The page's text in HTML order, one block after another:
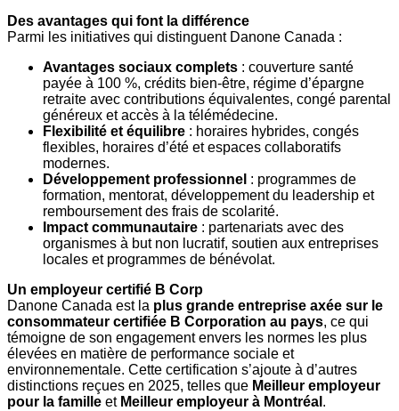
Des avantages qui font la différence
Parmi les initiatives qui distinguent Danone Canada :
Avantages sociaux complets : couverture santé
payée à 100 %, crédits bien-être, régime d’épargne
retraite avec contributions équivalentes, congé parental
généreux et accès à la télémédecine.
Flexibilité et équilibre : horaires hybrides, congés
flexibles, horaires d’été et espaces collaboratifs
modernes.
Développement professionnel : programmes de
formation, mentorat, développement du leadership et
remboursement des frais de scolarité.
Impact communautaire : partenariats avec des
organismes à but non lucratif, soutien aux entreprises
locales et programmes de bénévolat.
Un employeur certifié B Corp
Danone Canada est la plus grande entreprise axée sur le
consommateur certifiée B Corporation au pays, ce qui
témoigne de son engagement envers les normes les plus
élevées en matière de performance sociale et
environnementale. Cette certification s’ajoute à d’autres
distinctions reçues en 2025, telles que Meilleur employeur
pour la famille et Meilleur employeur à Montréal .